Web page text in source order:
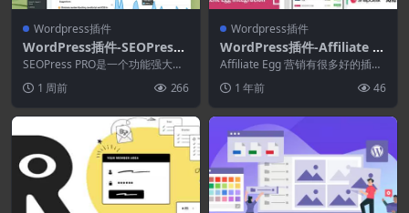
Wordpress插件
WordPress插件-SEOPress
Pro 10.1-WordPress SEO插
件
SEOPress PRO是一个功能强大的
量、改...
1 周前 266
Wordpress插件
WordPress插件-Affiliate E
gg 10.9.25–利基联盟营销W
ordPress插件
Affiliate Egg 营销有很多好的插
为本地...
1 年前 46